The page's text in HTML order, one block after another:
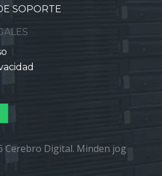
SOPORTE
Cerebro Digital. Minden jog